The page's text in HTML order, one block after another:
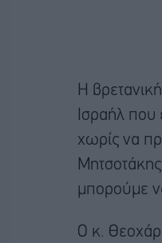
Η
Ισραήλ
χωρίς να
μπορούμε
Ο κ.